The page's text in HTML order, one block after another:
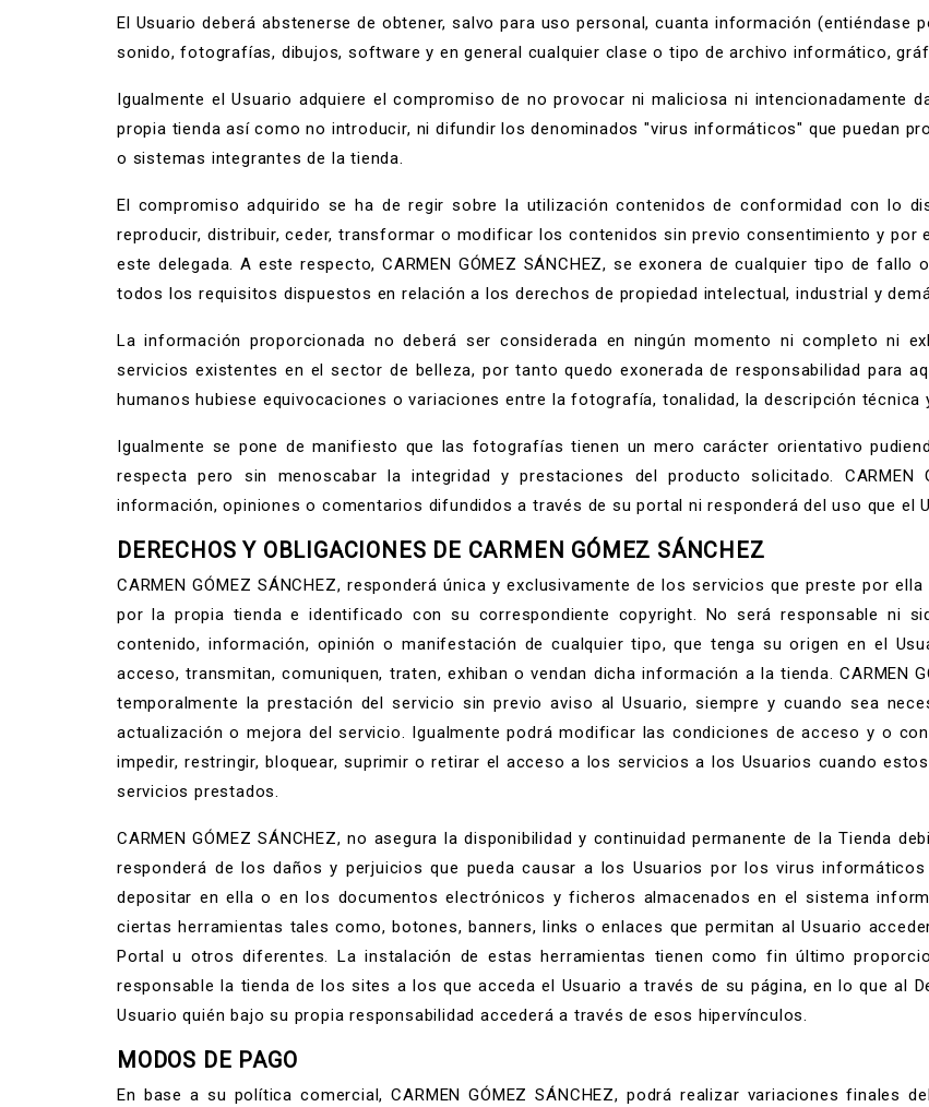
El Usuario deberá abstenerse de obtener, salvo para uso personal, cuanta información (entiéndase
sonido, fotografías, dibujos, software y en general cualquier clase o tipo de archivo informático,
Igualmente el Usuario adquiere el compromiso de no provocar ni maliciosa ni intencionadamente
propia tienda así como no introducir, ni difundir los denominados "virus informáticos" que puedan
o sistemas integrantes de la tienda.
El compromiso adquirido se ha de regir sobre la utilización contenidos de conformidad con lo
reproducir, distribuir, ceder, transformar o modificar los contenidos sin previo consentimiento y por
este delegada. A este respecto, CARMEN GÓMEZ SÁNCHEZ, se exonera de cualquier tipo de
todos los requisitos dispuestos en relación a los derechos de propiedad intelectual, industrial y
La información proporcionada no deberá ser considerada en ningún momento ni completo ni
servicios existentes en el sector de belleza, por tanto quedo exonerada de responsabilidad para
humanos hubiese equivocaciones o variaciones entre la fotografía, tonalidad, la descripción técnica
Igualmente se pone de manifiesto que las fotografías tienen un mero carácter orientativo
respecta pero sin menoscabar la integridad y prestaciones del producto solicitado. CARMEN
información, opiniones o comentarios difundidos a través de su portal ni responderá del uso que el
DERECHOS Y OBLIGACIONES DE CARMEN GÓMEZ SÁNCHEZ
CARMEN GÓMEZ SÁNCHEZ, responderá única y exclusivamente de los servicios que preste por
por la propia tienda e identificado con su correspondiente copyright. No será responsable ni
contenido, información, opinión o manifestación de cualquier tipo, que tenga su origen en el
acceso, transmitan, comuniquen, traten, exhiban o vendan dicha información a la tienda. CARMEN
temporalmente la prestación del servicio sin previo aviso al Usuario, siempre y cuando sea
actualización o mejora del servicio. Igualmente podrá modificar las condiciones de acceso y o
impedir, restringir, bloquear, suprimir o retirar el acceso a los servicios a los Usuarios cuando
servicios prestados.
CARMEN GÓMEZ SÁNCHEZ, no asegura la disponibilidad y continuidad permanente de la Tienda
responderá de los daños y perjuicios que pueda causar a los Usuarios por los virus
depositar en ella o en los documentos electrónicos y ficheros almacenados en el sistema
ciertas herramientas tales como, botones, banners, links o enlaces que permitan al Usuario
Portal u otros diferentes. La instalación de estas herramientas tienen como fin último
responsable la tienda de los sites a los que acceda el Usuario a través de su página, en lo que al
Usuario quién bajo su propia responsabilidad accederá a través de esos hipervínculos.
MODOS DE PAGO
En base a su política comercial, CARMEN GÓMEZ SÁNCHEZ, podrá realizar variaciones finales